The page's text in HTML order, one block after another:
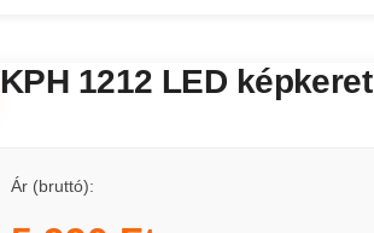
KPH 1212 LED képkeret
Ár (bruttó):